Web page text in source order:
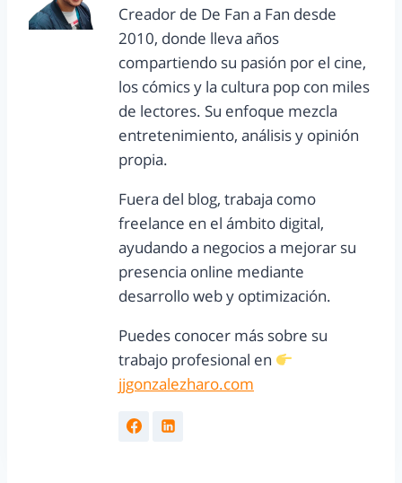
Creador de De Fan a Fan desde
2010, donde lleva años
compartiendo su pasión por el cine,
los cómics y la cultura pop con miles
de lectores. Su enfoque mezcla
entretenimiento, análisis y opinión
propia.
Fuera del blog, trabaja como
freelance en el ámbito digital,
ayudando a negocios a mejorar su
presencia online mediante
desarrollo web y optimización.
Puedes conocer más sobre su
trabajo profesional en
jjgonzalezharo.com